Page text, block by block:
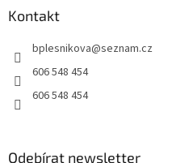
Kontakt
bplesnikova@seznam.cz
606 548 454
606 548 454
Odebírat newsletter